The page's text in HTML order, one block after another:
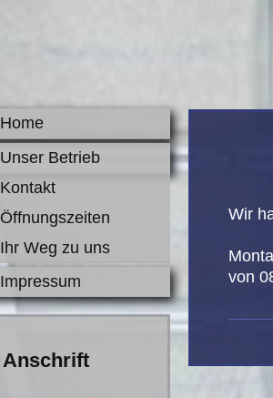
Home
Unser Betrieb
Kontakt
Öffnungszeiten
Ihr Weg zu uns
Impressum
Anschrift
Wir
von